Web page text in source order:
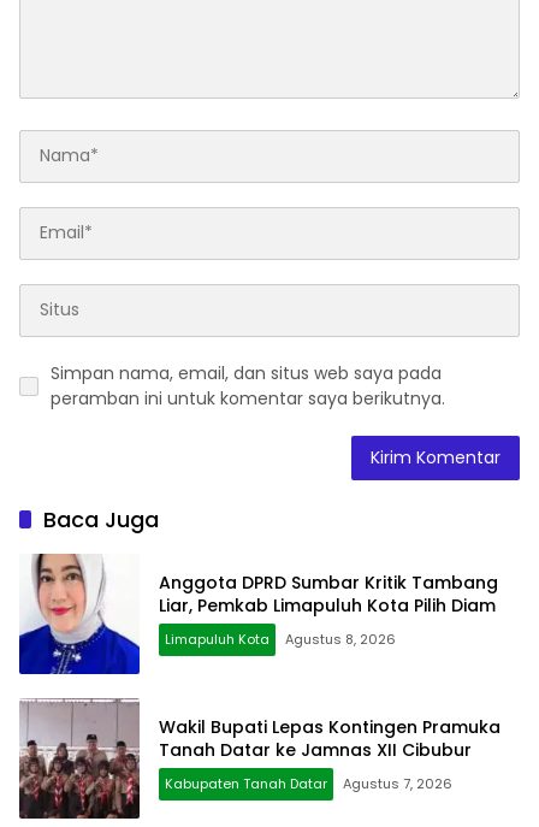
Simpan nama, email, dan situs web saya pada
peramban ini untuk komentar saya berikutnya.
Baca Juga
Anggota DPRD Sumbar Kritik Tambang
Liar, Pemkab Limapuluh Kota Pilih Diam
Limapuluh Kota Agustus 8, 2026
Wakil Bupati Lepas Kontingen Pramuka
Tanah Datar ke Jamnas XII Cibubur
Kabupaten Tanah Datar Agustus 7, 2026